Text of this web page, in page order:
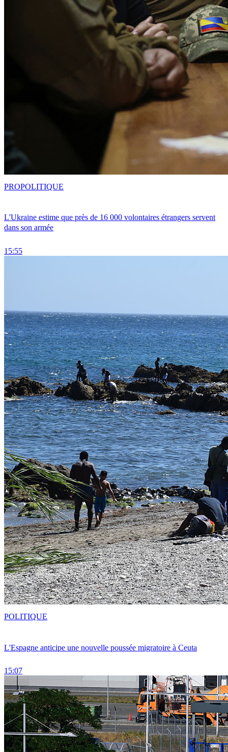
L'Ukraine estime que près de 16 000 volontaires étrangers servent
dans son armée
15:55
PROPOLITIQUE
L'Espagne anticipe une nouvelle poussée migratoire à Ceuta
15:07
POLITIQUE